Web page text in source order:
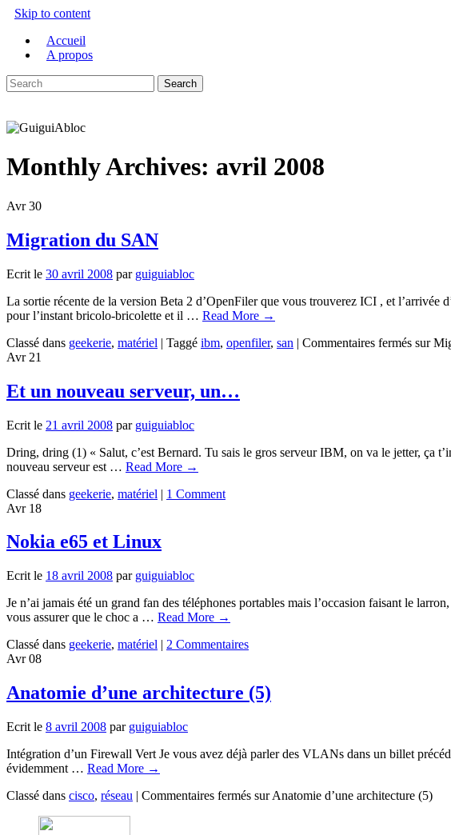
Skip to content
Accueil
A propos
Monthly Archives: avril 2008
Avr 30
Migration du SAN
Ecrit le 30 avril 2008 par guiguiabloc
La sortie récente de la version Beta 2 d’OpenFiler que vous trouverez ICI , et l’arrivée
pour l’instant bricolo-bricolette et il … Read More →
Classé dans geekerie, matériel | Taggé ibm, openfiler, san | Commentaires fermés sur
Avr 21
Et un nouveau serveur, un…
Ecrit le 21 avril 2008 par guiguiabloc
Dring, dring (1) « Salut, c’est Bernard. Tu sais le gros serveur IBM, on va le jetter, ça
nouveau serveur est … Read More →
Classé dans geekerie, matériel | 1 Comment
Avr 18
Nokia e65 et Linux
Ecrit le 18 avril 2008 par guiguiabloc
Je n’ai jamais été un grand fan des téléphones portables mais l’occasion faisant le
vous assurer que le choc a … Read More →
Classé dans geekerie, matériel | 2 Commentaires
Avr 08
Anatomie d’une architecture (5)
Ecrit le 8 avril 2008 par guiguiabloc
Intégration d’un Firewall Vert Je vous avez déjà parler des VLANs dans un billet
évidemment … Read More →
Classé dans cisco, réseau | Commentaires fermés sur Anatomie d’une architecture (5)